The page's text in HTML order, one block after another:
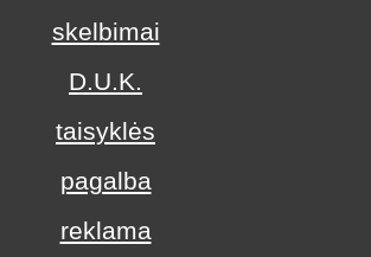
skelbimai
D.U.K.
taisyklės
pagalba
reklama